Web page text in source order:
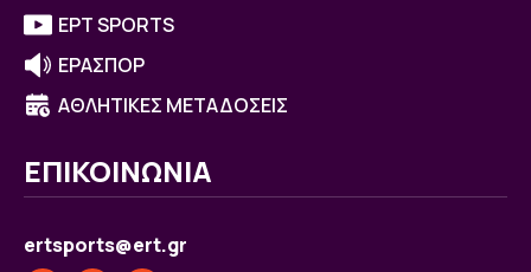
ΕΡΤ SPORTS
ΕΡΑΣΠΟΡ
ΑΘΛΗΤΙΚΕΣ ΜΕΤΑΔΟΣΕΙΣ
ΕΠΙΚΟΙΝΩΝΙΑ
ertsports@ert.gr